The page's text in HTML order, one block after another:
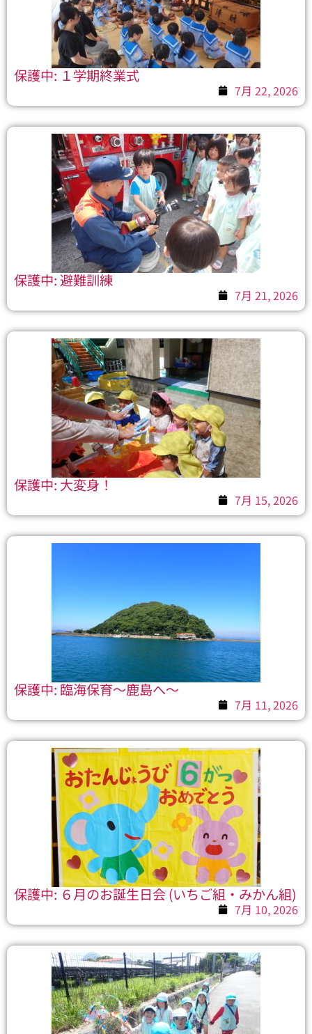
保護中: １学期終業式
7月 22, 2026
保護中: 避難訓練
7月 21, 2026
保護中: 大変身！
7月 15, 2026
保護中: 臨海保育～鹿島へ～
7月 11, 2026
保護中: ６月のお誕生日会 (いちご組・みかん組)
7月 10, 2026